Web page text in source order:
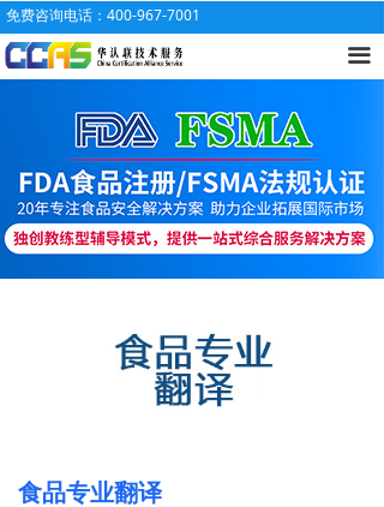
免费咨询电话：400-967-7001
끀
食品专业翻译